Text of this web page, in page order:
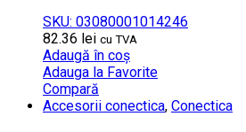
SKU: 03080001014246
82.36 lei cu TVA
Adaugă în coș
Adauga la Favorite
Compară
Accesorii conectica, Conectica